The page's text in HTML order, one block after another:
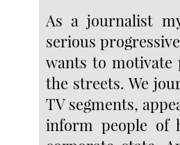
As a journalist
serious
wants to motivate
the streets. We
TV segments,
inform people of